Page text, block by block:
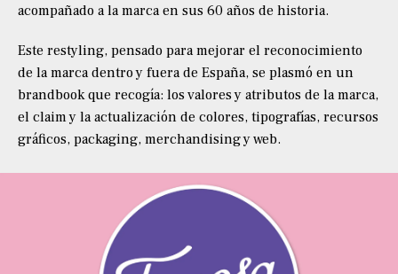
acompañado a la marca en sus 60 años de historia.
Este restyling, pensado para mejorar el reconocimiento
de la marca dentro y fuera de España, se plasmó en un
brandbook que recogía: los valores y atributos de la marca,
el claim y la actualización de colores, tipografías, recursos
gráficos, packaging, merchandising y web.